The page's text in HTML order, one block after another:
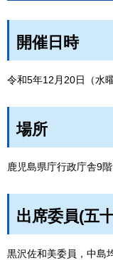
開催日時
令和5年12月20日（水
場所
鹿児島県庁行政庁舎9階
出席委員(五
黒沢佐和美委員，中島